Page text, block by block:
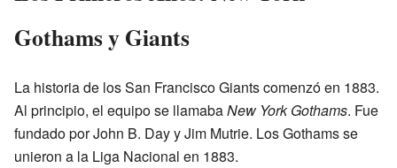
Gothams y Giants
La historia de los San Francisco Giants comenzó en 1883.
Al principio, el equipo se llamabaNew York Gothams. Fue
fundado por John B. Day y Jim Mutrie. Los Gothams se
unieron a la Liga Nacional en 1883.